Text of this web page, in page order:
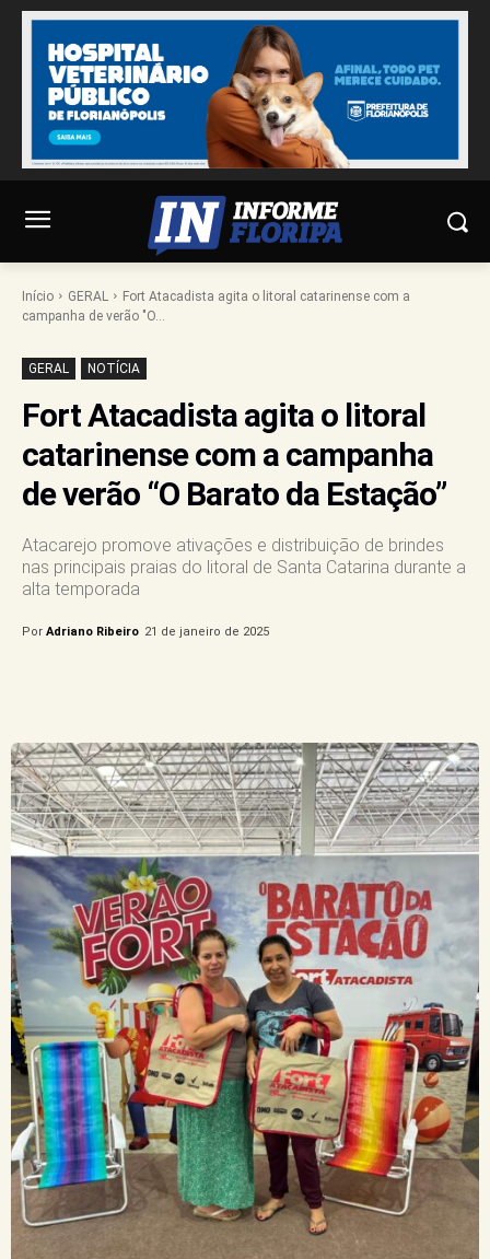
Início GERAL
Fort Atacadista agita o litoral catarinense com a
campanha de verão "O...
GERAL NOTÍCIA
Fort Atacadista agita o litoral
catarinense com a campanha
de verão “O Barato da Estação”
Atacarejo promove ativações e distribuição de brindes
nas principais praias do litoral de Santa Catarina durante a
alta temporada
Por Adriano Ribeiro 21 de janeiro de 2025